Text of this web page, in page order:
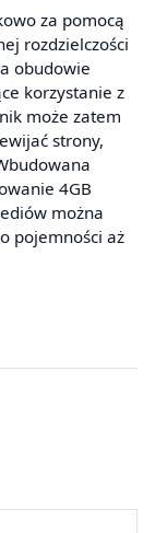
za pomocą
rozdzielczości
obudowie
korzystanie z
może zatem
strony,
4GB
można
pojemności aż